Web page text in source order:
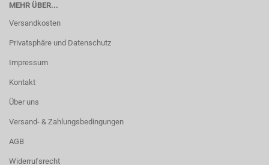
MEHR ÜBER...
Versandkosten
Privatsphäre und Datenschutz
Impressum
Kontakt
Über uns
Versand- & Zahlungsbedingungen
AGB
Widerrufsrecht